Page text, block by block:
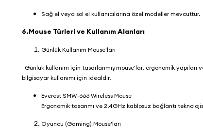
Sağ el veya sol el kullanıcılarına özel modeller mevcuttur.
6.Mouse Türleri ve Kullanım Alanları
Günlük Kullanım Mouse'ları
Günlük kullanım için tasarlanmış mouse'lar, ergonomik
bilgisayar kullanımı için idealdir.
Everest SMW-666 Wireless Mouse
Ergonomik tasarımı ve 2.4GHz kablosuz bağlantı
Oyuncu (Gaming) Mouse'ları